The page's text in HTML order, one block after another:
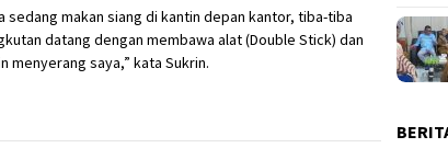
sedang makan siang di kantin depan kantor, tiba-tiba
datang dengan membawa alat (Double Stick) dan
menyerang saya,” kata Sukrin.